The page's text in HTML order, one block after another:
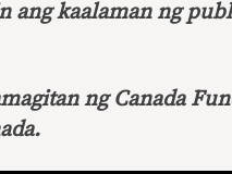
ang kaalaman ng
ng Canada